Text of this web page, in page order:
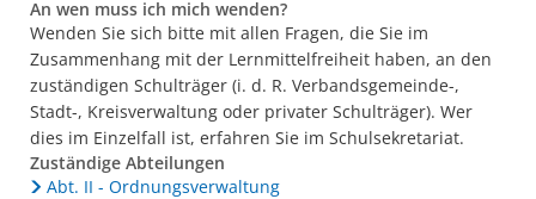
An wen muss ich mich wenden?
Wenden Sie sich bitte mit allen Fragen, die Sie im
Zusammenhang mit der Lernmittelfreiheit haben, an den
zuständigen Schulträger (i. d. R. Verbandsgemeinde-,
Stadt-, Kreisverwaltung oder privater Schulträger). Wer
dies im Einzelfall ist, erfahren Sie im Schulsekretariat.
Zuständige Abteilungen
Abt. II - Ordnungsverwaltung